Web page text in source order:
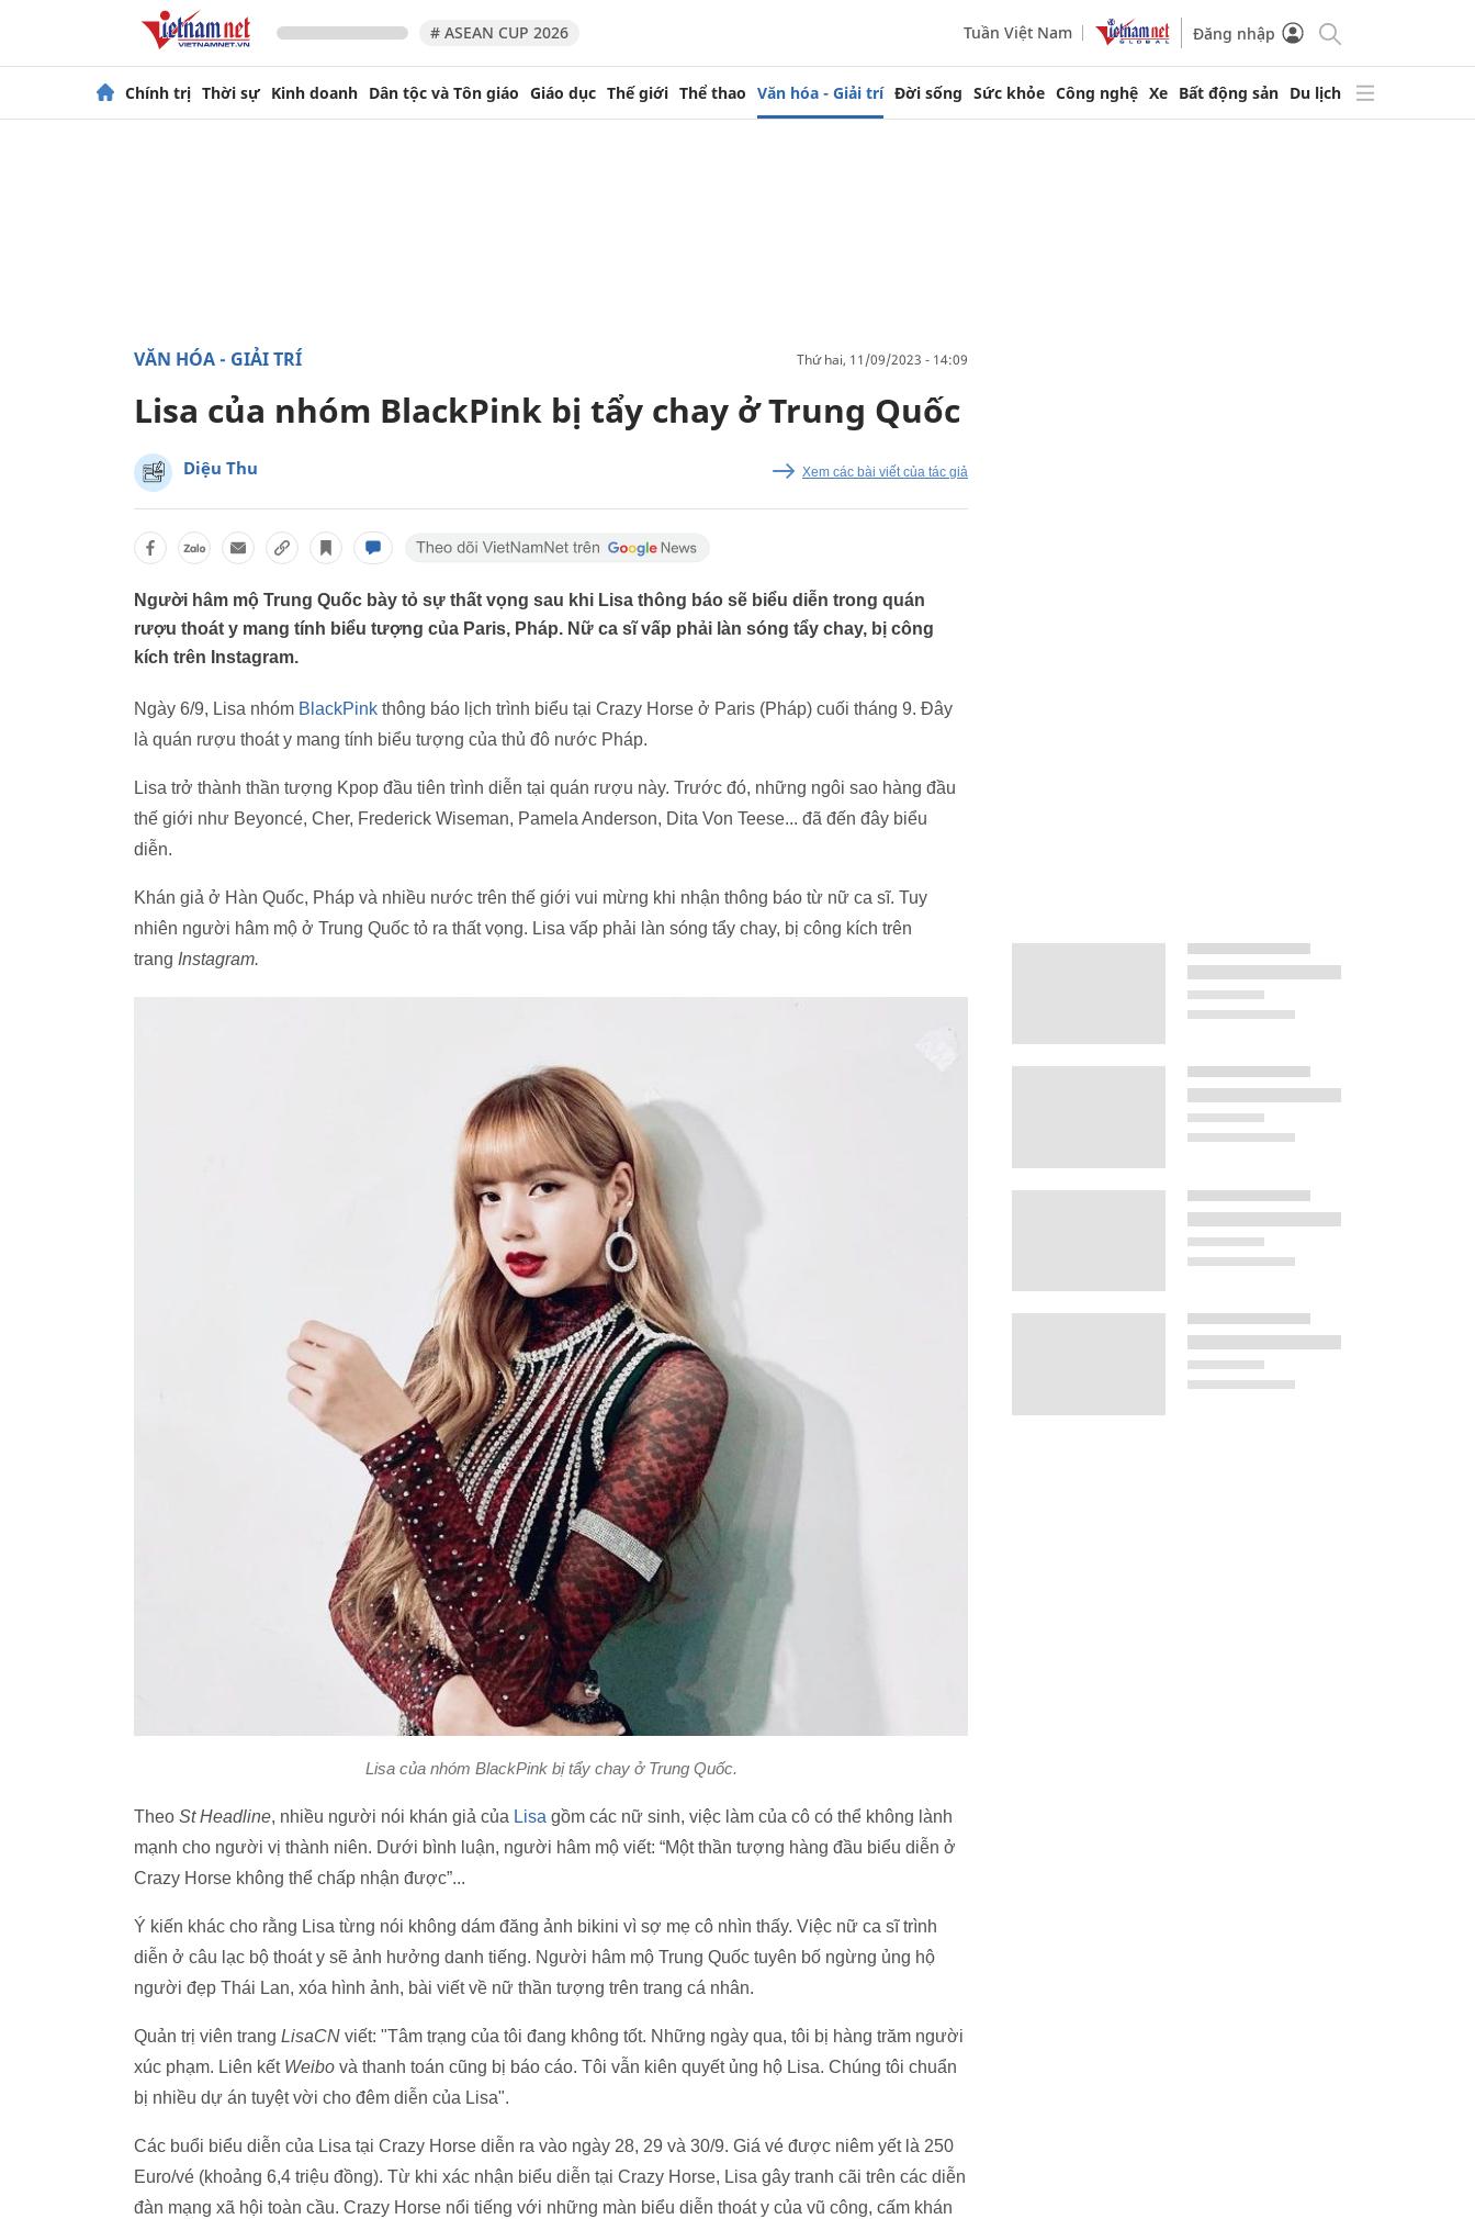
# ASEAN CUP 2026 Tuần Việt Nam Đăng nhập
Chính trị Thời sự Kinh doanh Dân tộc và Tôn giáo Giáo dục Thế giới Thể thao Văn hóa - Giải trí Đời sống Sức khỏe Công nghệ Xe Bất động sản Du lịch
VĂN HÓA - GIẢI TRÍ thứ hai, 11/09/2023 - 14:09
Lisa của nhóm BlackPink bị tẩy chay ở Trung Quốc
Diệu Thu Xem các bài viết của tác giả
Người hâm mộ Trung Quốc bày tỏ sự thất vọng sau khi Lisa thông báo sẽ biểu diễn trong quán
rượu thoát y mang tính biểu tượng của Paris, Pháp. Nữ ca sĩ vấp phải làn sóng tẩy chay, bị công
kích trên Instagram.
Ngày 6/9, Lisa nhóm BlackPink thông báo lịch trình biểu tại Crazy Horse ở Paris (Pháp) cuối tháng 9. Đây
là quán rượu thoát y mang tính biểu tượng của thủ đô nước Pháp.
Lisa trở thành thần tượng Kpop đầu tiên trình diễn tại quán rượu này. Trước đó, những ngôi sao hàng đầu
thế giới như Beyoncé, Cher, Frederick Wiseman, Pamela Anderson, Dita Von Teese... đã đến đây biểu
diễn.
Khán giả ở Hàn Quốc, Pháp và nhiều nước trên thế giới vui mừng khi nhận thông báo từ nữ ca sĩ. Tuy
nhiên người hâm mộ ở Trung Quốc tỏ ra thất vọng. Lisa vấp phải làn sóng tẩy chay, bị công kích trên
trang Instagram.
Lisa của nhóm BlackPink bị tẩy chay ở Trung Quốc.
Theo St Headline, nhiều người nói khán giả của Lisa gồm các nữ sinh, việc làm của cô có thể không lành
mạnh cho người vị thành niên. Dưới bình luận, người hâm mộ viết: “Một thần tượng hàng đầu biểu diễn ở
Crazy Horse không thể chấp nhận được”...
Ý kiến khác cho rằng Lisa từng nói không dám đăng ảnh bikini vì sợ mẹ cô nhìn thấy. Việc nữ ca sĩ trình
diễn ở câu lạc bộ thoát y sẽ ảnh hưởng danh tiếng. Người hâm mộ Trung Quốc tuyên bố ngừng ủng hộ
người đẹp Thái Lan, xóa hình ảnh, bài viết về nữ thần tượng trên trang cá nhân.
Quản trị viên trang LisaCN viết: "Tâm trạng của tôi đang không tốt. Những ngày qua, tôi bị hàng trăm người
xúc phạm. Liên kết Weibo và thanh toán cũng bị báo cáo. Tôi vẫn kiên quyết ủng hộ Lisa. Chúng tôi chuẩn
bị nhiều dự án tuyệt vời cho đêm diễn của Lisa".
Các buổi biểu diễn của Lisa tại Crazy Horse diễn ra vào ngày 28, 29 và 30/9. Giá vé được niêm yết là 250
Euro/vé (khoảng 6,4 triệu đồng). Từ khi xác nhận biểu diễn tại Crazy Horse, Lisa gây tranh cãi trên các diễn
đàn mạng xã hội toàn cầu. Crazy Horse nổi tiếng với những màn biểu diễn thoát y của vũ công, cấm khán